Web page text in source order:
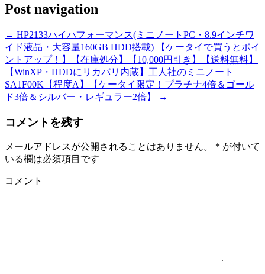
Post navigation
← HP2133ハイパフォーマンス(ミニノートPC・8.9インチワ
イド液晶・大容量160GB HDD搭載)
【ケータイで買うとポイ
ントアップ！】【在庫処分】【10,000円引き】【送料無料】
【WinXP・HDDにリカバリ内蔵】工人社のミニノート
SA1F00K【程度A】【ケータイ限定！プラチナ4倍＆ゴール
ド3倍＆シルバー・レギュラー2倍】
→
コメントを残す
メールアドレスが公開されることはありません。 * が付いて
いる欄は必須項目です
コメント